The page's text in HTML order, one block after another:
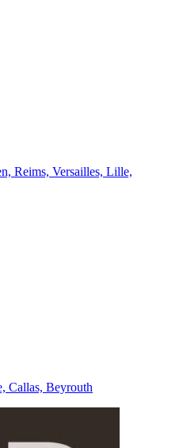
Reims, Versailles, Lille,
Callas, Beyrouth